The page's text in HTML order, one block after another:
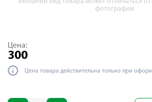
фотографии
Цена:
300
Цена товара действительна только при